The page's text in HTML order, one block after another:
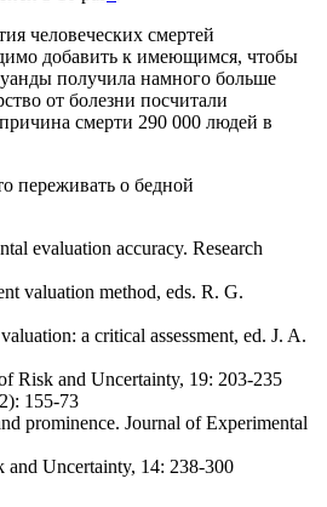
человеческих смертей
добавить к имеющимся, чтобы
получила намного больше
от болезни посчитали
смерти 290 000 людей в
переживать о бедной
evaluation accuracy. Research
valuation method, eds. R. G.
a critical assessment, ed. J. A.
Risk and Uncertainty, 19: 203-235
155-73
prominence. Journal of Experimental
and Uncertainty, 14: 238-300